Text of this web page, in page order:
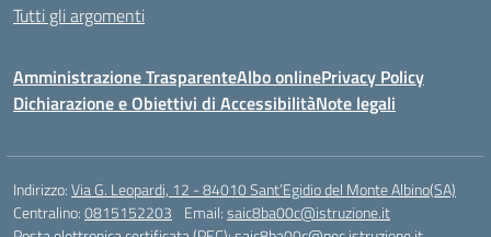
Tutti gli argomenti
Amministrazione TrasparenteAlbo onlinePrivacy Policy
Dichiarazione e Obiettivi di AccessibilitàNote legali
Indirizzo:Via G. Leopardi, 12 - 84010 Sant’Egidio del Monte Albino(SA)
Centralino:0815152203 Email:saic8ba00c@istruzione.it